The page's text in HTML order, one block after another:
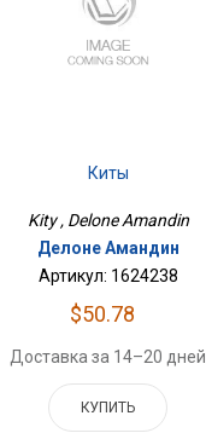
Киты
Kity , Delone Amandin
Делоне Амандин
Артикул: 1624238
$50.78
Доставка за 14–20 дней
КУПИТЬ